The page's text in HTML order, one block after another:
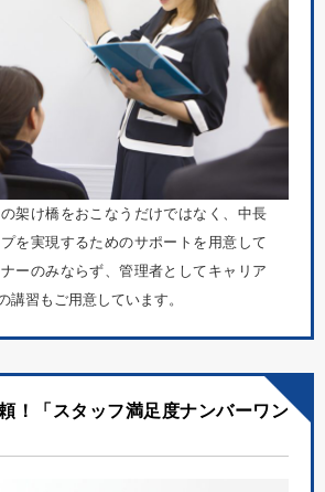
架け橋をおこなうだけではなく、中長
を実現するためのサポートを用意して
ーのみならず、管理者としてキャリア
講習もご用意しています。
！「スタッフ満足度ナンバーワン